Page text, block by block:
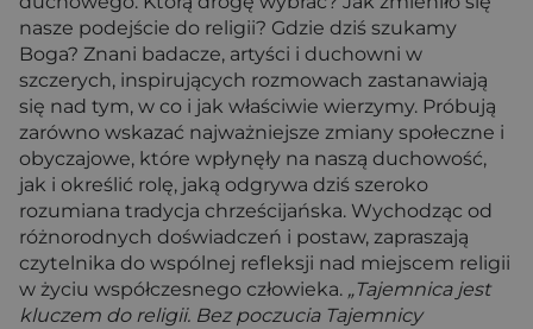
nasze podejście do religii? Gdzie dziś szukamy
Boga? Znani badacze, artyści i duchowni w
szczerych, inspirujących rozmowach zastanawiają
się nad tym, w co i jak właściwie wierzymy. Próbują
zarówno wskazać najważniejsze zmiany społeczne i
obyczajowe, które wpłynęły na naszą duchowość,
jak i określić rolę, jaką odgrywa dziś szeroko
rozumiana tradycja chrześcijańska. Wychodząc od
różnorodnych doświadczeń i postaw, zapraszają
czytelnika do wspólnej refleksji nad miejscem religii
w życiu współczesnego człowieka. „Tajemnica jest
kluczem do religii. Bez poczucia Tajemnicy